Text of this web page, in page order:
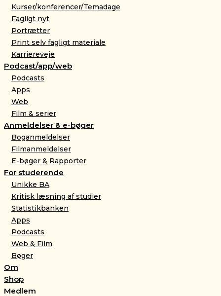
Kurser/konferencer/Temadage
Fagligt nyt
Portrætter
Print selv fagligt materiale
Karriereveje
Podcast/app/web
Podcasts
Apps
Web
Film & serier
Anmeldelser & e-bøger
Boganmeldelser
Filmanmeldelser
E-bøger & Rapporter
For studerende
Unikke BA
Kritisk læsning af studier
Statistikbanken
Apps
Podcasts
Web & Film
Bøger
Om
Shop
Medlem